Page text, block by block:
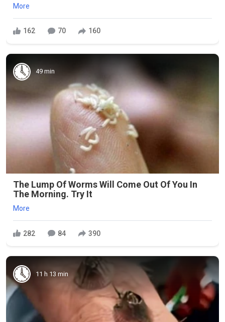
More
162 70 160
49 min
The Lump Of Worms Will Come Out Of You In
The Morning. Try It
More
282 84 390
11 h 13 min